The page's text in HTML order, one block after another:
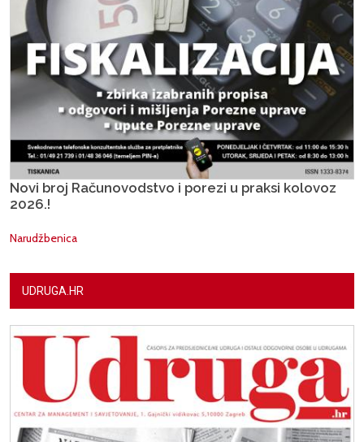
Novi broj Računovodstvo i porezi u praksi kolovoz
2026.!
Narudžbenica
UDRUGA.HR